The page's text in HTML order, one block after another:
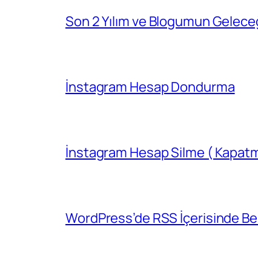
Son 2 Yılım ve Blogumun
İnstagram Hesap Dondurma
İnstagram Hesap Silme (
WordPress’de RSS İçerisinde